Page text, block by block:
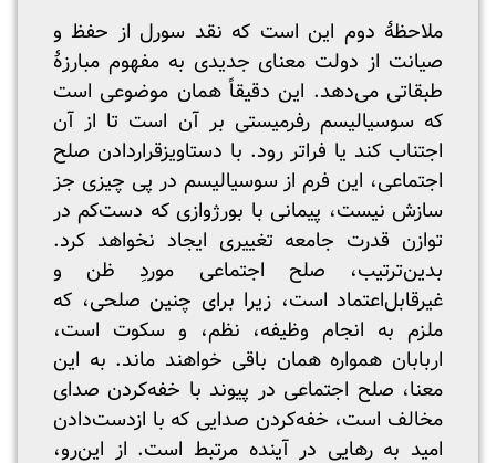
ملاحظۀ دوم این است که نقد سورل از حفظ و
صیانت از دولت معنای جدیدی به مفهوم مبارزۀ
طبقاتی می‌دهد. این دقیقاً همان موضوعی است
که سوسیالیسم رفرمیستی بر آن است تا از آن
اجتناب کند یا فراتر رود. با دستاویزقراردادن صلح
اجتماعی، این فرم از سوسیالیسم در پی چیزی جز
سازش نیست، پیمانی با بورژوازی که دست‌کم در
توازن قدرت جامعه تغییری ایجاد نخواهد کرد.
بدین‌ترتیب، صلح اجتماعی موردِ ظن و
غیرقابل‌اعتماد است، زیرا برای چنین صلحی، که
ملزم به انجام وظیفه، نظم، و سکوت است،
اربابان همواره همان باقی خواهند ماند. به این
معنا، صلح اجتماعی در پیوند با خفه‌کردن صدای
مخالف است، خفه‌کردن صدایی که با ازدست‌دادن
امید به رهایی در آینده مرتبط است. از این‌رو،